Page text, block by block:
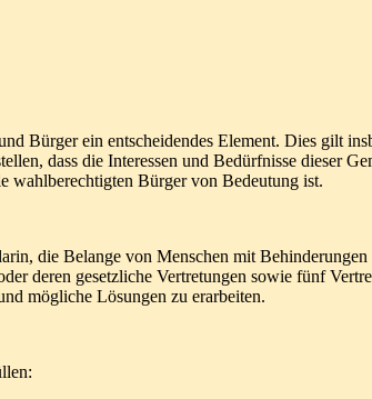
Bürger ein entscheidendes Element. Dies gilt
dass die Interessen und Bedürfnisse dieser
wahlberechtigten Bürger von Bedeutung ist.
die Belange von Menschen mit
deren gesetzliche Vertretungen sowie fünf
mögliche Lösungen zu erarbeiten.